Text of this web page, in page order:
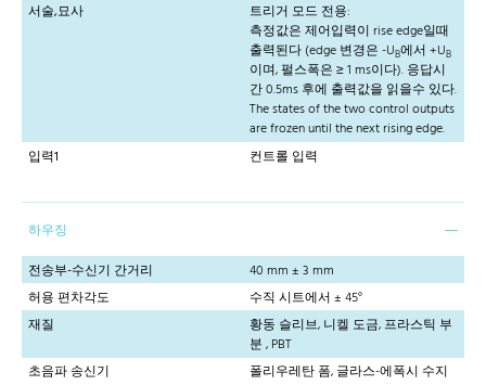
서술,묘사
트리거 모드 전용:
측정값은 제어입력이 rise edge일때
출력된다 (edge 변경은 -UB에서 +UB
이며, 펄스폭은 ≥ 1 ms이다). 응답시
간 0.5ms 후에 출력값을 읽을수 있다.
The states of the two control outputs
are frozen until the next rising edge.
입력1
컨트롤 입력
하우징
전송부-수신기 간거리
40 mm ± 3 mm
허용 편차각도
수직 시트에서 ± 45°
재질
황동 슬리브, 니켈 도금, 프라스틱 부
분 , PBT
초음파 송신기
폴리우레탄 폼, 글라스-에폭시 수지